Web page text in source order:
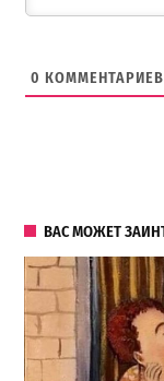
0 КОММЕНТАРИЕВ
ВАС МОЖЕТ